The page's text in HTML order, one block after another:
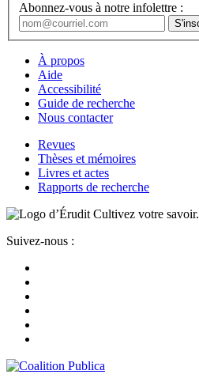
Abonnez-vous à notre infolettre :
À propos
Aide
Accessibilité
Guide de recherche
Nous contacter
Revues
Thèses et mémoires
Livres et actes
Rapports de recherche
Cultivez votre savoir.
Suivez-nous :